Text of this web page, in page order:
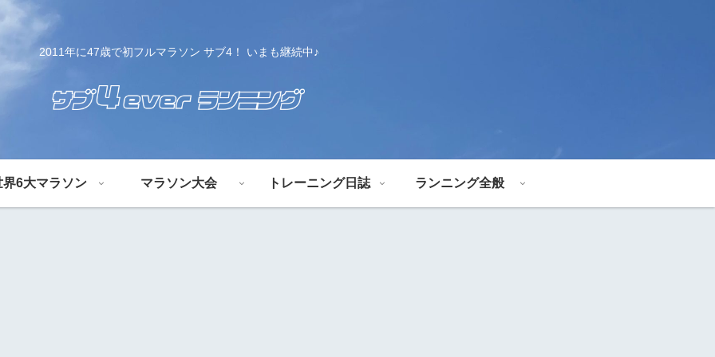
2011年に47歳で初フルマラソン サブ4！ いまも継続中♪
界6大マラソン マラソン大会 トレーニング日誌 ランニング全般